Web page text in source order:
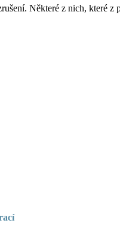
Některé z nich, které z